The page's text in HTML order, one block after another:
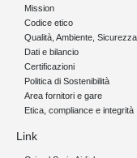
Mission
Codice etico
Qualità, Ambiente,
Dati e bilancio
Certificazioni
Politica di Sostenibilità
Area fornitori e gare
Etica, compliance e integrità
Link